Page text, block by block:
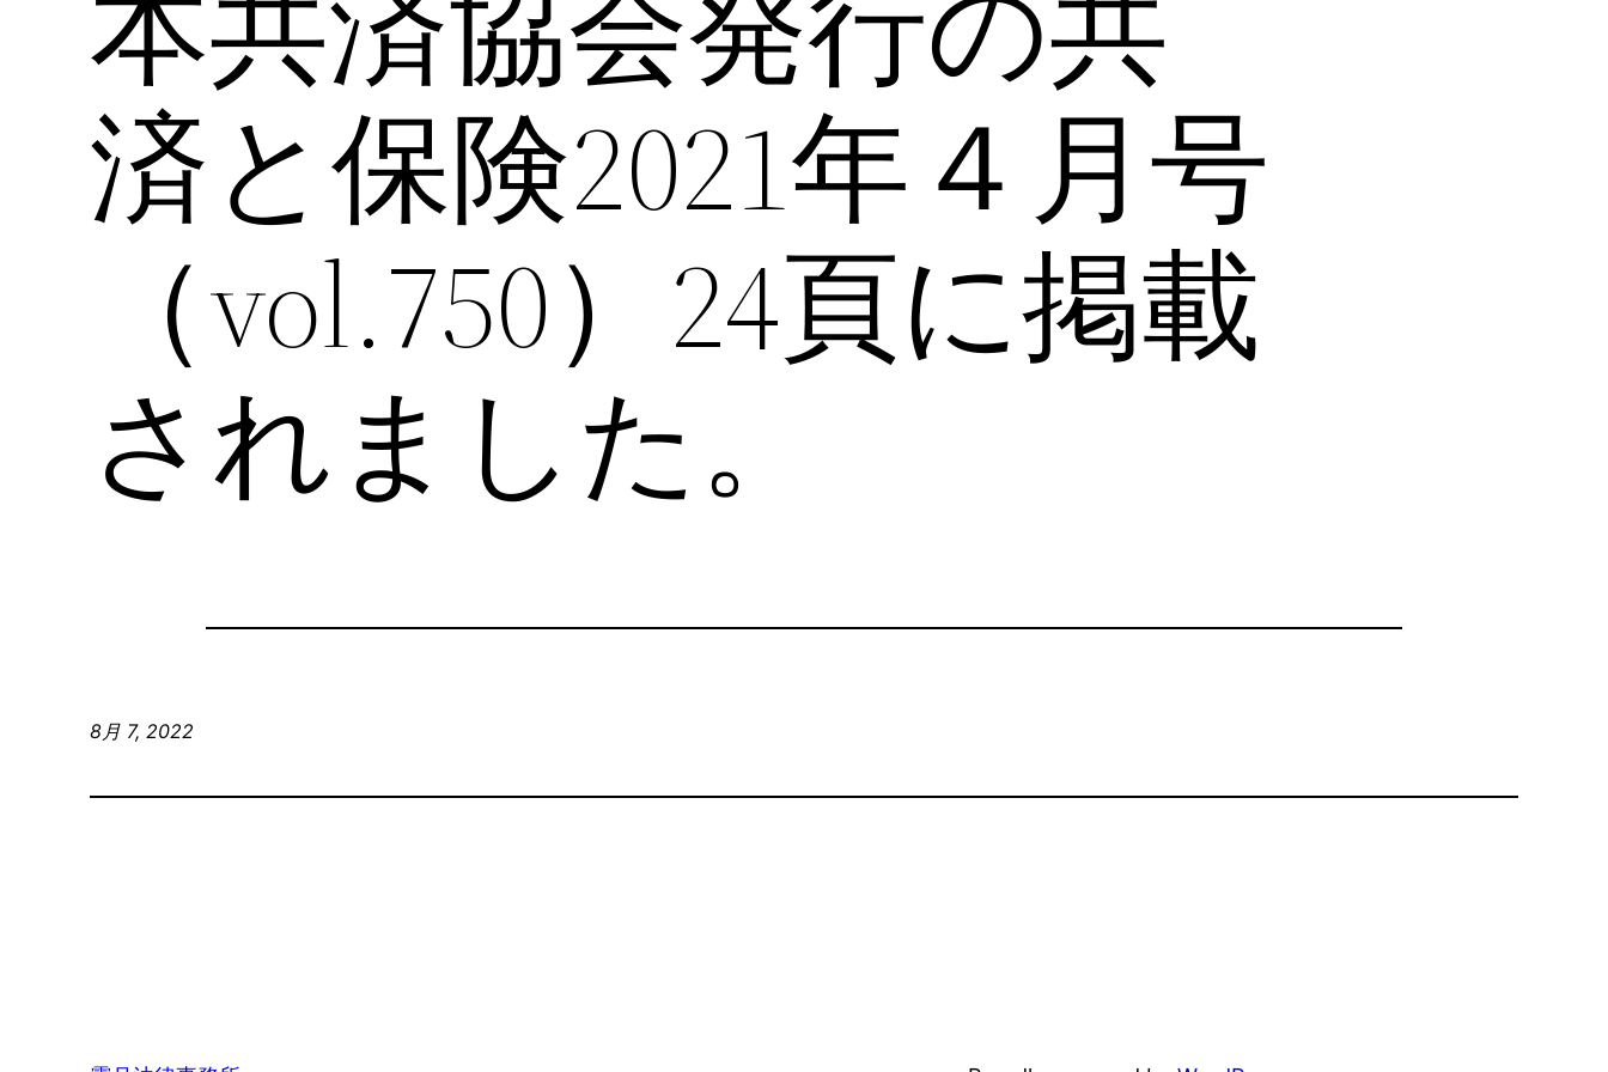
済と保険2021年４月号
（vol.750）24頁に掲載
されました。
8月 7, 2022